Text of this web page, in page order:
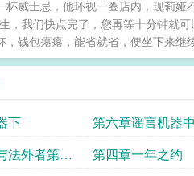
点都不关心另一半……”罗伊猛
俩和莉娅做了？”莉娅没有得到
放不下他，他也心情微妙。这
的过去，除了他们自己，那个
人，不是敌人，不是朋友，也
男友，女主和杰森、罗伊（军火
除了以上人，还会和成年提姆
世界番外：和布鲁斯从头到尾
威士忌，他环视一圈店内，现莉娅
我们快点完了，您再等十分钟就可
钱包瘪瘪，能省就省，便坐下来继
下 第六章谣言机器
法外者第五
第四章一年之约